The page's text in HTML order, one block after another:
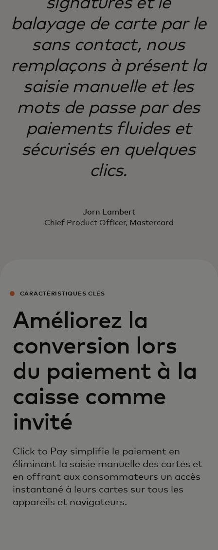
signatures et le
balayage de carte par le
sans contact, nous
remplaçons à présent la
saisie manuelle et les
mots de passe par des
paiements fluides et
sécurisés en quelques
clics.
Jorn Lambert
Chief Product Officer, Mastercard
CARACTÉRISTIQUES CLÉS
Améliorez la
conversion lors
du paiement à la
caisse comme
invité
Click to Pay simplifie le paiement en
éliminant la saisie manuelle des cartes et
en offrant aux consommateurs un accès
instantané à leurs cartes sur tous les
appareils et navigateurs.